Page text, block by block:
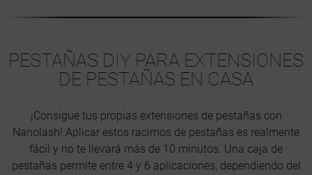
PESTAÑAS DIY PARA EXTENSIONES
DE PESTAÑAS EN CASA
¡Consigue tus propias extensiones de pestañas con
Nanolash! Aplicar estos racimos de pestañas es realmente
fácil y no te llevará más de 10 minutos. Una caja de
pestañas permite entre 4 y 6 aplicaciones, dependiendo del